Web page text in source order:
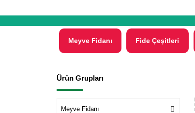
Meyve Fidanı Fide Çeşitleri
Ürün Grupları
Meyve Fidanı